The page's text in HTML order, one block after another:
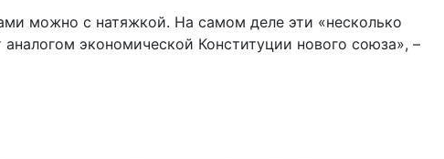
можно с натяжкой. На самом деле эти «несколько
экономической Конституции нового союза», –